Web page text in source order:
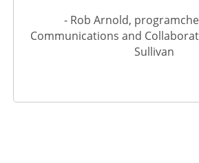
- Rob Arnold,
Communications and
Sullivan